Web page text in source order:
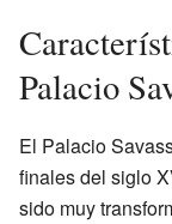
Palacio
El Palacio
finales del siglo
sido muy